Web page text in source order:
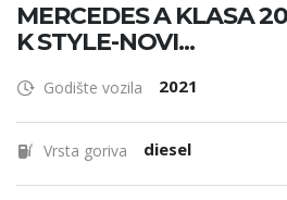
MERCEDES A KLASA
K STYLE-NOVI...
Godište vozila 2021
Vrsta goriva diesel